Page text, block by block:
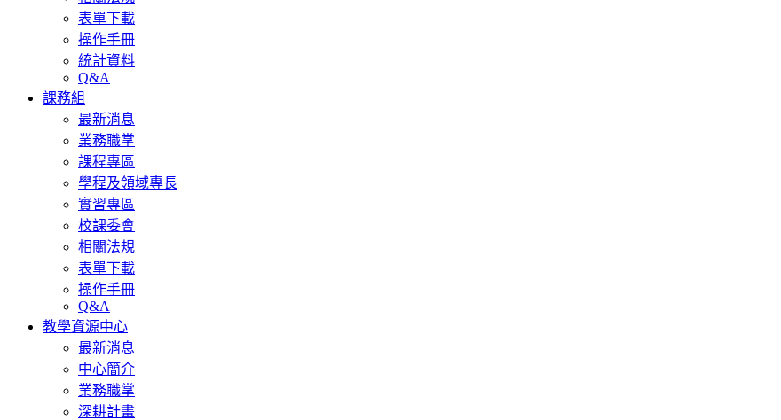
表單下載
操作手冊
統計資料
Q&A
課務組
最新消息
業務職掌
課程專區
學程及領域專長
實習專區
校課委會
相關法規
表單下載
操作手冊
Q&A
教學資源中心
最新消息
中心簡介
業務職掌
深耕計畫